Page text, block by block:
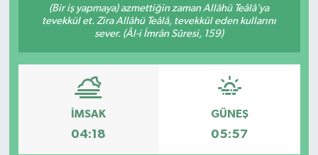
(Bir iş yapmaya) azmettiğin zaman Allâhü Teâlâ’ya
tevekkül et. Zira Allâhü Teâlâ, tevekkül eden kullarını
sever. (Âl-i İmrân Sûresi, 159)
İMSAK
04:18
GÜNEŞ
05:57
Resmi İlanlar
Teknoloji
Tatil ve Seyahat
Haber Arşivi